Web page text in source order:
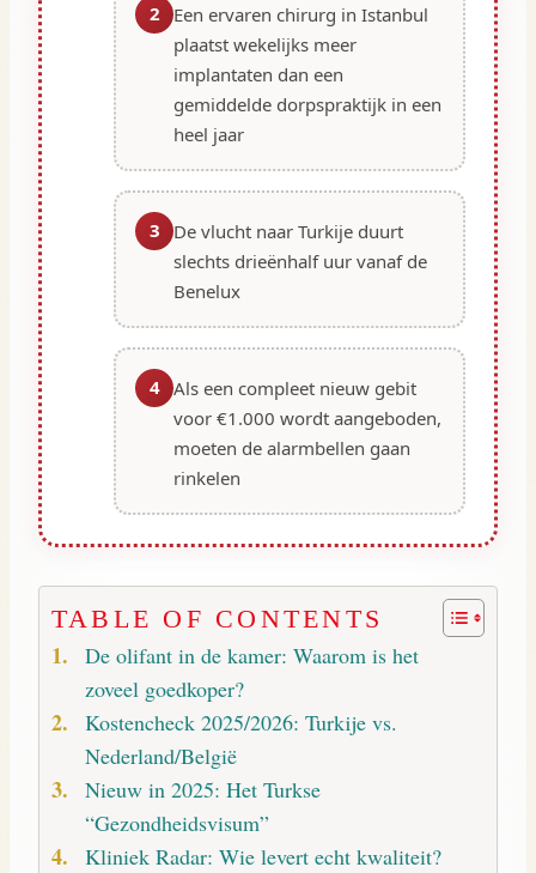
2
Een ervaren chirurg in Istanbul
plaatst wekelijks meer
implantaten dan een
gemiddelde dorpspraktijk in een
heel jaar
3
De vlucht naar Turkije duurt
slechts drieënhalf uur vanaf de
Benelux
4 Als een compleet nieuw gebit
voor €1.000 wordt aangeboden,
moeten de alarmbellen gaan
rinkelen
TABLE OF CONTENTS
De olifant in de kamer: Waarom is het
zoveel goedkoper?
Kostencheck 2025/2026: Turkije vs.
Nederland/België
Nieuw in 2025: Het Turkse
“Gezondheidsvisum”
Kliniek Radar: Wie levert echt kwaliteit?